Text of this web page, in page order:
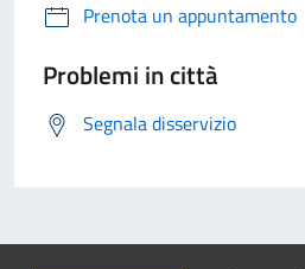
Prenota un appuntamento
Problemi in città
Segnala disservizio